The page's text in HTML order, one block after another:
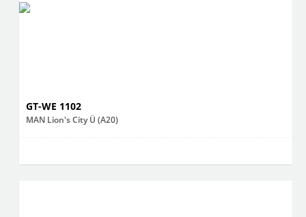
GT-WE 1102
MAN Lion's City Ü (A20)